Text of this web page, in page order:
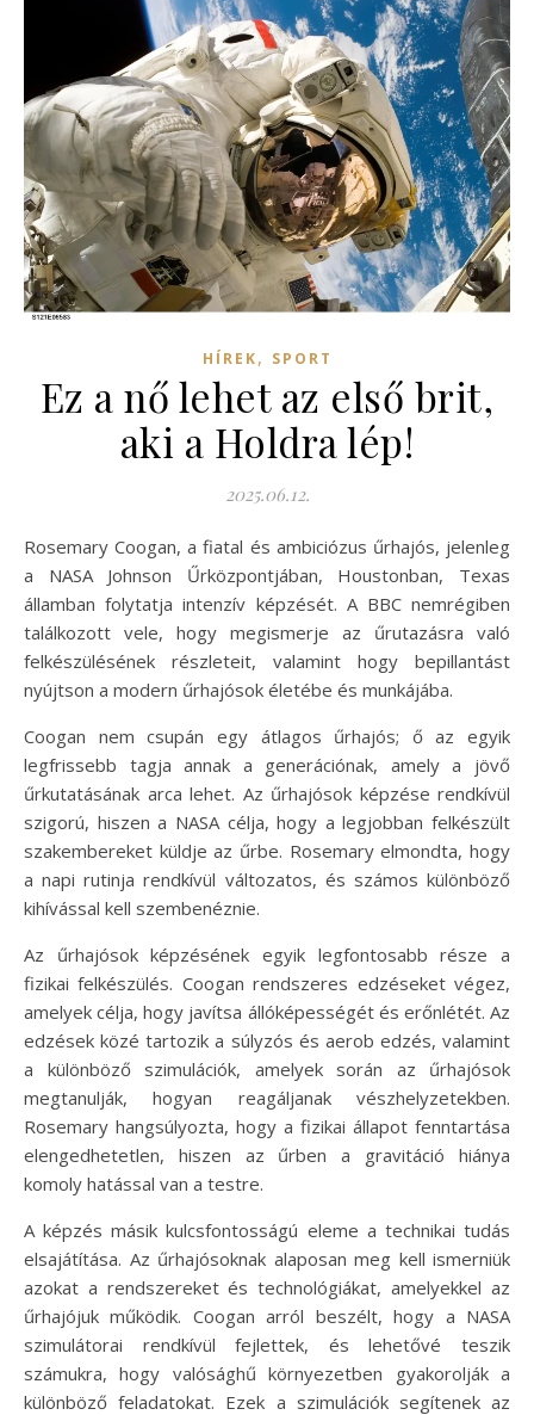
HÍREK, SPORT
Ez a nő lehet az első brit,
aki a Holdra lép!
2025.06.12.
Rosemary Coogan, a fiatal és ambiciózus űrhajós, jelenleg
a NASA Johnson Űrközpontjában, Houstonban, Texas
államban folytatja intenzív képzését. A BBC nemrégiben
találkozott vele, hogy megismerje az űrutazásra való
felkészülésének részleteit, valamint hogy bepillantást
nyújtson a modern űrhajósok életébe és munkájába.
Coogan nem csupán egy átlagos űrhajós; ő az egyik
legfrissebb tagja annak a generációnak, amely a jövő
űrkutatásának arca lehet. Az űrhajósok képzése rendkívül
szigorú, hiszen a NASA célja, hogy a legjobban felkészült
szakembereket küldje az űrbe. Rosemary elmondta, hogy
a napi rutinja rendkívül változatos, és számos különböző
kihívással kell szembenéznie.
Az űrhajósok képzésének egyik legfontosabb része a
fizikai felkészülés. Coogan rendszeres edzéseket végez,
amelyek célja, hogy javítsa állóképességét és erőnlétét. Az
edzések közé tartozik a súlyzós és aerob edzés, valamint
a különböző szimulációk, amelyek során az űrhajósok
megtanulják, hogyan reagáljanak vészhelyzetekben.
Rosemary hangsúlyozta, hogy a fizikai állapot fenntartása
elengedhetetlen, hiszen az űrben a gravitáció hiánya
komoly hatással van a testre.
A képzés másik kulcsfontosságú eleme a technikai tudás
elsajátítása. Az űrhajósoknak alaposan meg kell ismerniük
azokat a rendszereket és technológiákat, amelyekkel az
űrhajójuk működik. Coogan arról beszélt, hogy a NASA
szimulátorai rendkívül fejlettek, és lehetővé teszik
számukra, hogy valósághű környezetben gyakorolják a
különböző feladatokat. Ezek a szimulációk segítenek az